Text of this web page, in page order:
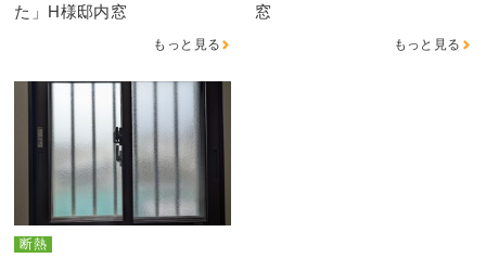
た」H様邸内窓
もっと見る
窓
もっと見る
断熱